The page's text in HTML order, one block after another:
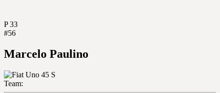
P 33
#56
Marcelo Paulino
Team: